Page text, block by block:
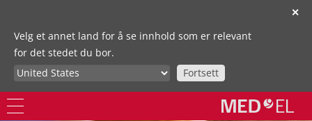
✕
Velg et annet land for å se innhold som er relevant
for det stedet du bor.
Fortsett